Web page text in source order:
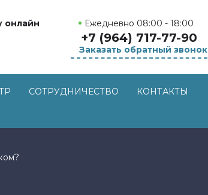
онлайн Ежедневно 08:00 - 18:00
+7 (964) 717-77-90
Заказать обратный звонок
СОТРУДНИЧЕСТВО КОНТАКТЫ